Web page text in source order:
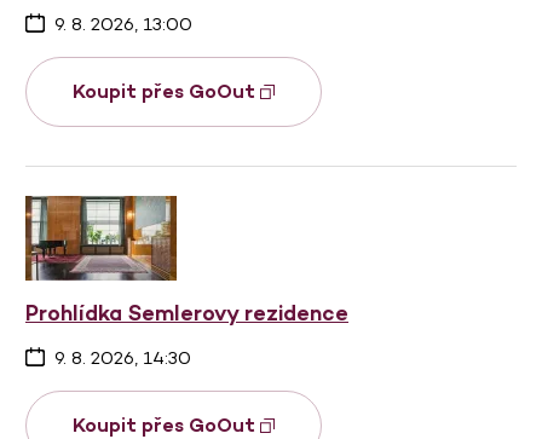
9. 8. 2026, 13:00
Koupit přes GoOut
Prohlídka Semlerovy rezidence
9. 8. 2026, 14:30
Koupit přes GoOut